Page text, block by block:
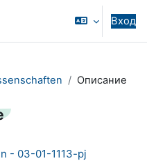
Вход
Описание
- 03-01-1113-pj